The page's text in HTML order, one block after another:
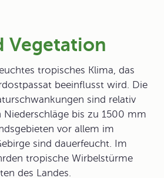
Vegetation
tropisches Klima, das
beeinflusst wird. Die
sind relativ
Niederschläge bis zu 1500 mm
vor allem im
sind dauerfeucht. Im
tropische Wirbelstürme
des Landes.